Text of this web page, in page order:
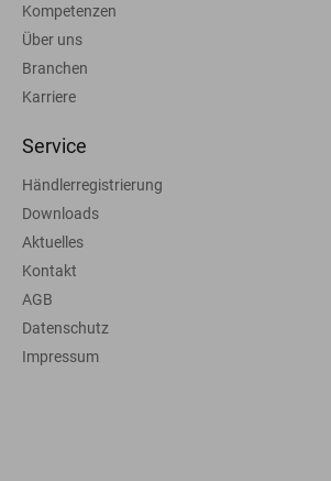
Kompetenzen
Über uns
Branchen
Karriere
Service
Händlerregistrierung
Downloads
Aktuelles
Kontakt
AGB
Datenschutz
Impressum